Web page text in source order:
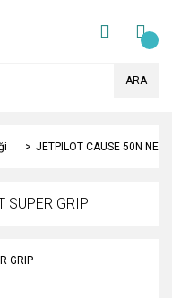
ARA
JETPILOT CAUSE 50N NEO
SUPER GRIP